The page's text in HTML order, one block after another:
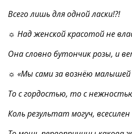
Всего лишь для одной ласки!?!
☼ Над женской красотой не
Она словно бутончик розы, и
☼ «Мы сами за вознёю малышей
То с гордостью, то с
Коль результат могуч,